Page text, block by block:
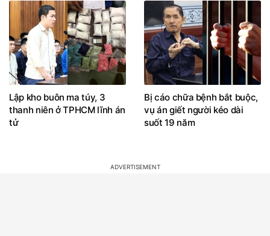
Lập kho buôn ma túy, 3
thanh niên ở TPHCM lĩnh án
tử
Bị cáo chữa bệnh bắt buộc,
vụ án giết người kéo dài
suốt 19 năm